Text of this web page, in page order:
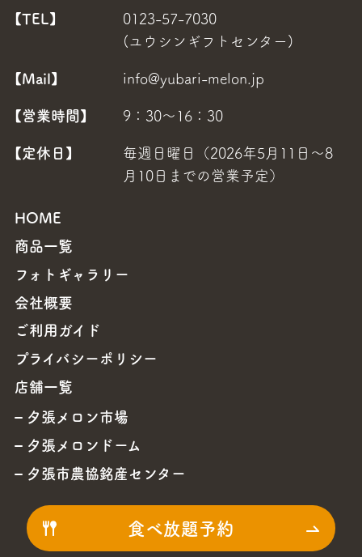
【TEL】
0123-57-7030
(ユウシンギフトセンター)
【Mail】 info@yubari-melon.jp
【営業時間】 9：30～16：30
【定休日】
毎週日曜日（2026年5月11日～8
月10日までの営業予定）
HOME
商品一覧
フォトギャラリー
会社概要
ご利用ガイド
プライバシーポリシー
店舗一覧
夕張メロン市場
夕張メロンドーム
夕張市農協銘産センター
食べ放題予約